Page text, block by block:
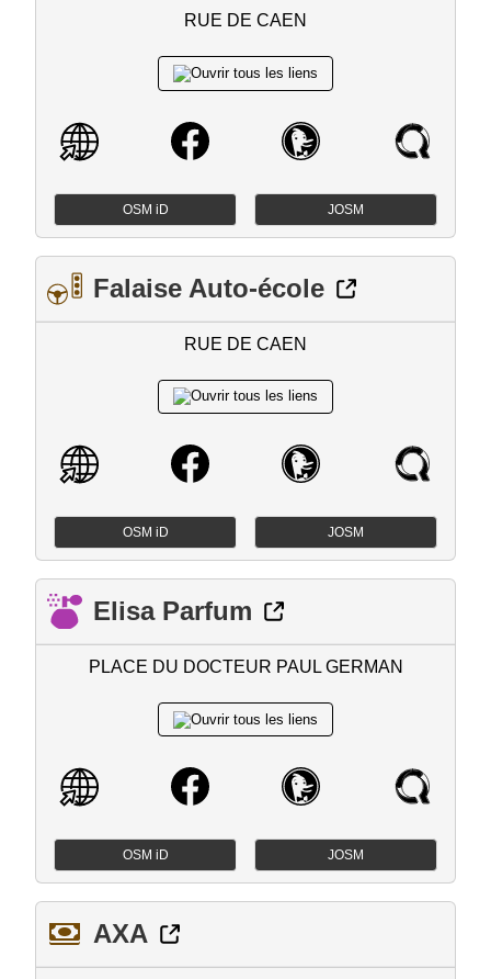
RUE DE CAEN
OSM iD JOSM
Falaise Auto-école
RUE DE CAEN
OSM iD JOSM
Elisa Parfum
PLACE DU DOCTEUR PAUL GERMAN
OSM iD JOSM
AXA